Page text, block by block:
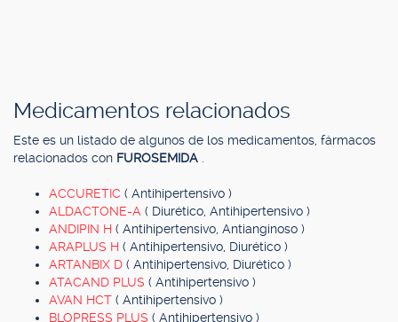
Medicamentos relacionados
Este es un listado de algunos de los medicamentos, fármacos
relacionados con FUROSEMIDA
ACCURETIC ( Antihipertensivo )
ALDACTONE-A ( Diurético, Antihipertensivo )
ANDIPIN H ( Antihipertensivo, Antianginoso )
ARAPLUS H ( Antihipertensivo, Diurético )
ARTANBIX D ( Antihipertensivo, Diurético )
ATACAND PLUS ( Antihipertensivo )
AVAN HCT ( Antihipertensivo )
BLOPRESS PLUS ( Antihipertensivo )